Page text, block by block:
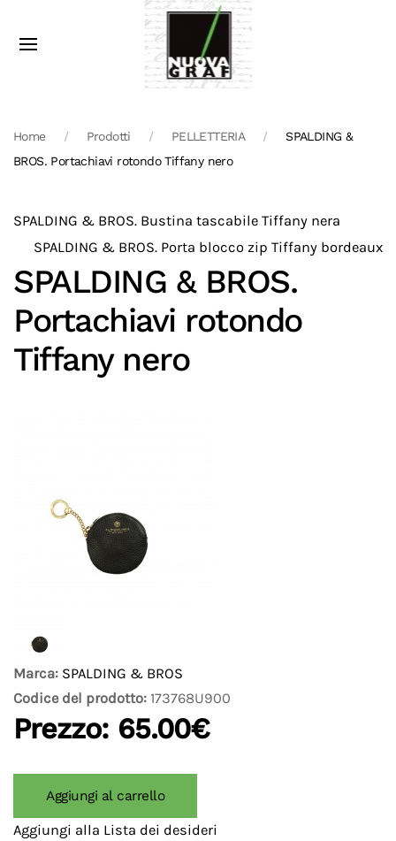
Home Prodotti PELLETTERIA
SPALDING &
BROS. Portachiavi rotondo Tiffany nero
SPALDING & BROS. Bustina tascabile Tiffany nera
SPALDING & BROS. Porta blocco zip Tiffany bordeaux
SPALDING & BROS.
Portachiavi rotondo
Tiffany nero
Marca: SPALDING & BROS
Codice del prodotto: 173768U900
Prezzo: 65.00€
Aggiungi al carrello
Aggiungi alla Lista dei desideri